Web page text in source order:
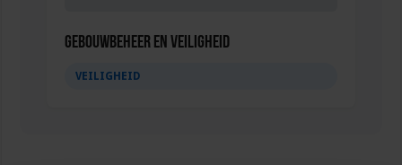
Gebouwbeheer en veiligheid
VEILIGHEID